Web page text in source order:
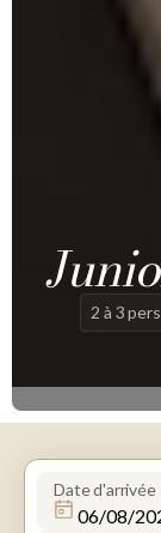
2 à 3
Date d'arrivée